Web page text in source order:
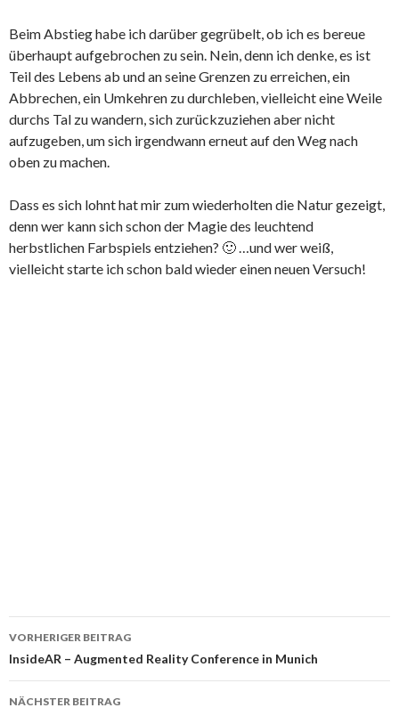
Beim Abstieg habe ich darüber gegrübelt, ob ich es bereue
überhaupt aufgebrochen zu sein. Nein, denn ich denke, es ist
Teil des Lebens ab und an seine Grenzen zu erreichen, ein
Abbrechen, ein Umkehren zu durchleben, vielleicht eine Weile
durchs Tal zu wandern, sich zurückzuziehen aber nicht
aufzugeben, um sich irgendwann erneut auf den Weg nach
oben zu machen.
Dass es sich lohnt hat mir zum wiederholten die Natur gezeigt,
denn wer kann sich schon der Magie des leuchtend
herbstlichen Farbspiels entziehen? 🙂 …und wer weiß,
vielleicht starte ich schon bald wieder einen neuen Versuch!
Beitrags-
Navigation
VORHERIGER BEITRAG
InsideAR – Augmented Reality Conference in Munich
NÄCHSTER BEITRAG